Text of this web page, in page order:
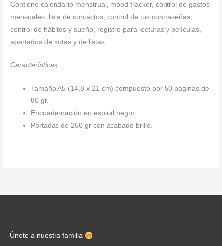
Contiene calendario menstrual, mood tracker, control de gastos
mensuales, lista de contactos, control de tus contraseñas,
control de hábitos y sueño, registro para lecturas y películas,
apartados de notas y de listas…
Características:
Tamaño A5 (14,8 x 21 cm) compuesto por 50 páginas de
80 gr.
Encuadernación en espiral negro.
Portadas de 250 gr con acabado brillo.
Únete a nuestra familia